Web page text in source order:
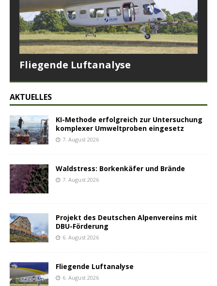
Fliegende Luftanalyse
AKTUELLES
KI-Methode erfolgreich zur Untersuchung
komplexer Umweltproben eingesetz
7. August 2026
Waldstress: Borkenkäfer und Brände
7. August 2026
Projekt des Deutschen Alpenvereins mit
DBU-Förderung
6. August 2026
Fliegende Luftanalyse
6. August 2026